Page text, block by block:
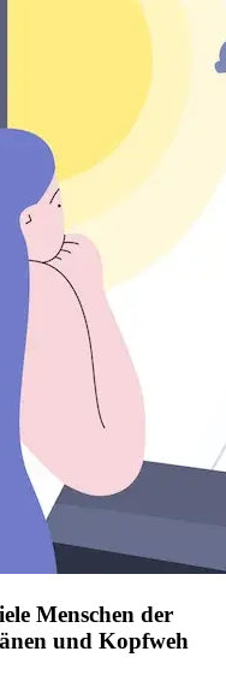
Menschen der
und Kopfweh